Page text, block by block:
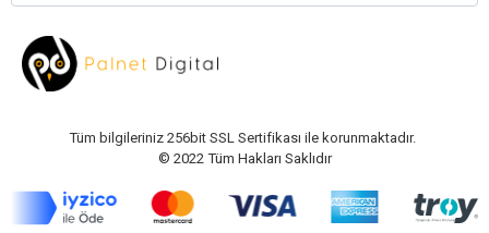
Tüm bilgileriniz 256bit SSL Sertifikası ile korunmaktadır.
© 2022 Tüm Hakları Saklıdır